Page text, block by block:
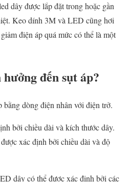
dây được lắp đặt trong hoặc gần
Keo dính 3M và LED cũng hơi
điện áp quá mức có thể là một
đến sụt áp?
dòng điện nhân với điện trở.
bởi chiều dài và kích thước dây.
xác định bởi chiều dài và độ
dây có thể được xác định bởi các